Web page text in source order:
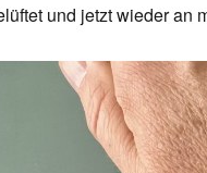
und jetzt wieder an